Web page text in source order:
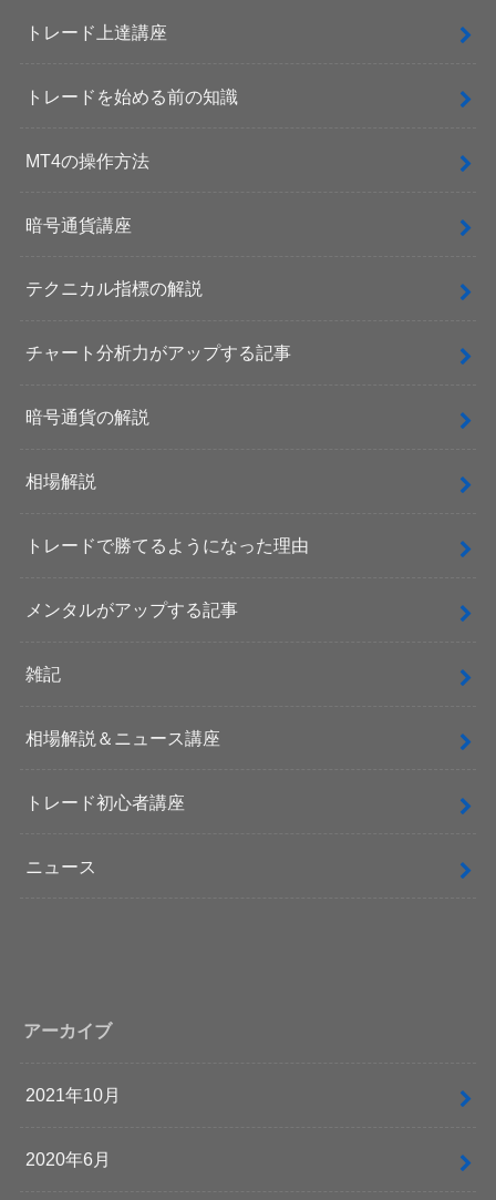
トレード上達講座
トレードを始める前の知識
MT4の操作方法
暗号通貨講座
テクニカル指標の解説
チャート分析力がアップする記事
暗号通貨の解説
相場解説
トレードで勝てるようになった理由
メンタルがアップする記事
雑記
相場解説＆ニュース講座
トレード初心者講座
ニュース
アーカイブ
2021年10月
2020年6月